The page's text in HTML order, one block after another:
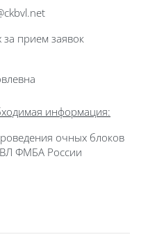
прием заявок
информация:
очных блоков
ФМБА России